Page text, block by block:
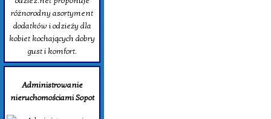
różnorodny asortyment
dodatków i odzieży dla
kobiet kochających dobry
gust i komfort.
Administrowanie
nieruchomościami Sopot